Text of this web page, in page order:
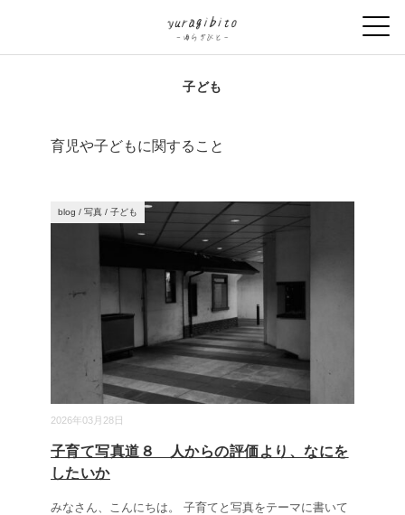
子ども
育児や子どもに関すること
2026年03月28日
blog / 写真 / 子ども
子育て写真道８ 人からの評価より、なにを
したいか
みなさん、こんにちは。 子育てと写真をテーマに書いて